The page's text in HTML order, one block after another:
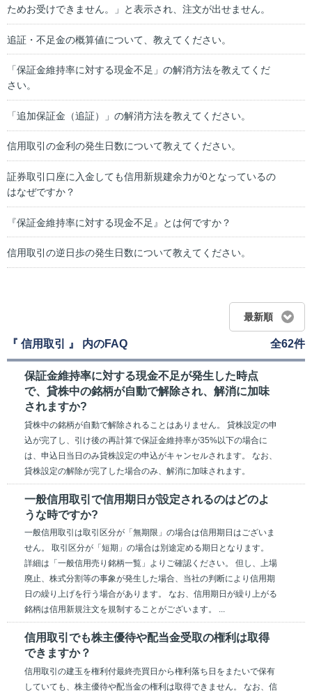
ためお受けできません。」と表示され、注文が出せません。
追証・不足金の概算値について、教えてください。
「保証金維持率に対する現金不足」の解消方法を教えてくだ
さい。
「追加保証金（追証）」の解消方法を教えてください。
信用取引の金利の発生日数について教えてください。
証券取引口座に入金しても信用新規建余力が0となっているの
はなぜですか？
『保証金維持率に対する現金不足』とは何ですか？
信用取引の逆日歩の発生日数について教えてください。
最新順
『 信用取引 』 内のFAQ 全62件
保証金維持率に対する現金不足が発生した時点
で、貸株中の銘柄が自動で解除され、解消に加味
されますか?
貸株中の銘柄が自動で解除されることはありません。 貸株設定の申
込が完了し、引け後の再計算で保証金維持率が35%以下の場合に
は、申込日当日のみ貸株設定の申込がキャンセルされます。 なお、
貸株設定の解除が完了した場合のみ、解消に加味されます。
一般信用取引で信用期日が設定されるのはどのよ
うな時ですか?
一般信用取引は取引区分が「無期限」の場合は信用期日はございま
せん。 取引区分が「短期」の場合は別途定める期日となります。
詳細は「一般信用売り銘柄一覧」よりご確認ください。 但し、上場
廃止、株式分割等の事象が発生した場合、当社の判断により信用期
日の繰り上げを行う場合があります。 なお、信用期日が繰り上がる
銘柄は信用新規注文を規制することがございます。 ...
信用取引でも株主優待や配当金受取の権利は取得
できますか？
信用取引の建玉を権利付最終売買日から権利落ち日をまたいで保有
していても、株主優待や配当金の権利は取得できません。 なお、信